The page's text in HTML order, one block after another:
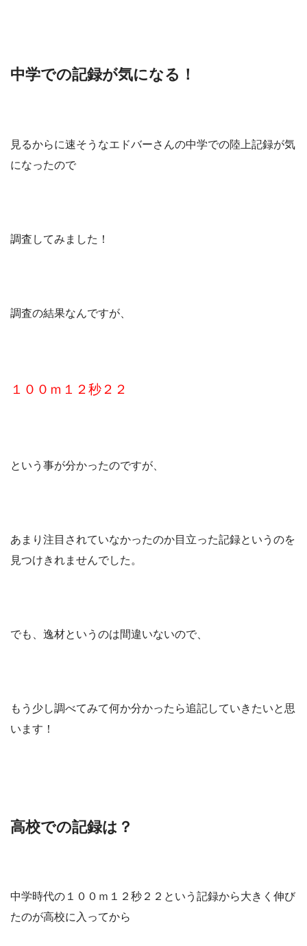
中学での記録が気になる！
見るからに速そうなエドバーさんの中学での陸上記録が気
になったので
調査してみました！
調査の結果なんですが、
１００ｍ１２秒２２
という事が分かったのですが、
あまり注目されていなかったのか目立った記録というのを
見つけきれませんでした。
でも、逸材というのは間違いないので、
もう少し調べてみて何か分かったら追記していきたいと思
います！
高校での記録は？
中学時代の１００ｍ１２秒２２という記録から大きく伸び
たのが高校に入ってから